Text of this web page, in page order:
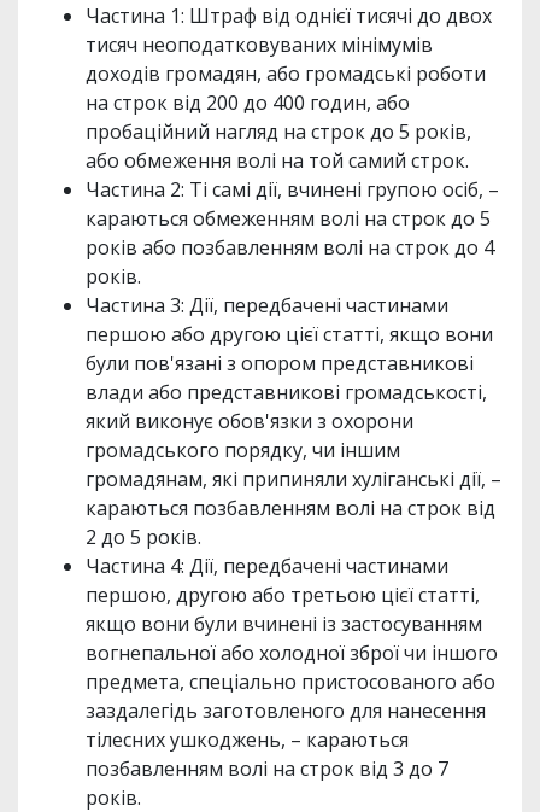
Частина 1: Штраф від однієї тисячі до двох
тисяч неоподатковуваних мінімумів
доходів громадян, або громадські роботи
на строк від 200 до 400 годин, або
пробаційний нагляд на строк до 5 років,
або обмеження волі на той самий строк.
Частина 2: Ті самі дії, вчинені групою осіб, –
караються обмеженням волі на строк до 5
років або позбавленням волі на строк до 4
років.
Частина 3: Дії, передбачені частинами
першою або другою цієї статті, якщо вони
були пов'язані з опором представникові
влади або представникові громадськості,
який виконує обов'язки з охорони
громадського порядку, чи іншим
громадянам, які припиняли хуліганські дії, –
караються позбавленням волі на строк від
2 до 5 років.
Частина 4: Дії, передбачені частинами
першою, другою або третьою цієї статті,
якщо вони були вчинені із застосуванням
вогнепальної або холодної зброї чи іншого
предмета, спеціально пристосованого або
заздалегідь заготовленого для нанесення
тілесних ушкоджень, – караються
позбавленням волі на строк від 3 до 7
років.